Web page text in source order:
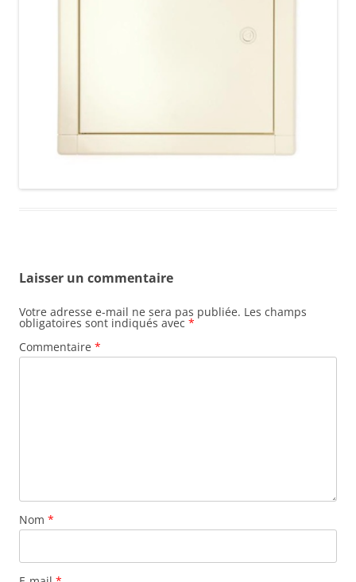
Laisser un commentaire
Votre adresse e-mail ne sera pas publiée. Les champs
obligatoires sont indiqués avec *
Commentaire *
Nom *